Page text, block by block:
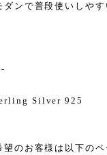
ダンで普段使いしや
Silver 925
のお客様は以下の